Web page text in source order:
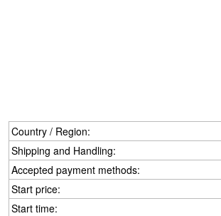
Country / Region:
Shipping and Handling:
Accepted payment methods:
Start price:
Start time: